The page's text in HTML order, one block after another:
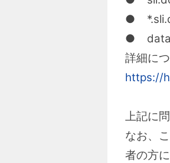
●
●
詳細に
https://
上記に
なお、
者の方